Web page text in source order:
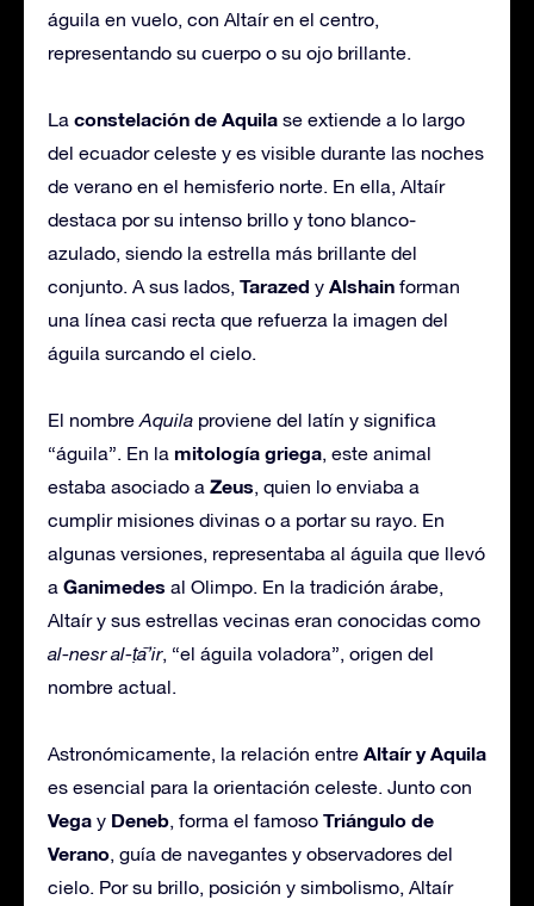
águila en vuelo, con Altaír en el centro,
representando su cuerpo o su ojo brillante.
La constelación de Aquila se extiende a lo largo
del ecuador celeste y es visible durante las noches
de verano en el hemisferio norte. En ella, Altaír
destaca por su intenso brillo y tono blanco-
azulado, siendo la estrella más brillante del
conjunto. A sus lados, Tarazed y Alshain forman
una línea casi recta que refuerza la imagen del
águila surcando el cielo.
El nombre Aquila proviene del latín y significa
“águila”. En la mitología griega, este animal
estaba asociado a Zeus, quien lo enviaba a
cumplir misiones divinas o a portar su rayo. En
algunas versiones, representaba al águila que llevó
a Ganimedes al Olimpo. En la tradición árabe,
Altaír y sus estrellas vecinas eran conocidas como
al-nesr al-ṭā’ir, “el águila voladora”, origen del
nombre actual.
Astronómicamente, la relación entre Altaír y Aquila
es esencial para la orientación celeste. Junto con
Vega y Deneb, forma el famoso Triángulo de
Verano, guía de navegantes y observadores del
cielo. Por su brillo, posición y simbolismo, Altaír